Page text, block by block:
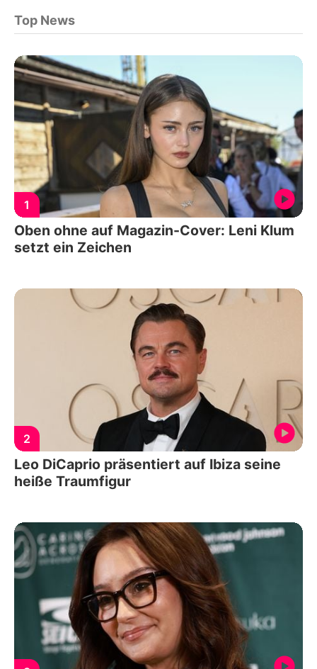
Top News
1
Oben ohne auf Magazin-Cover: Leni Klum
setzt ein Zeichen
2
Leo DiCaprio präsentiert auf Ibiza seine
heiße Traumfigur